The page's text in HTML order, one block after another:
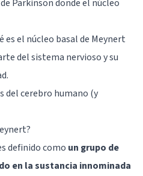
Parkinson donde el núcleo
es el núcleo basal de Meynert
del sistema nervioso y su
del cerebro humano (y
definido como un grupo de
en la sustancia innominada